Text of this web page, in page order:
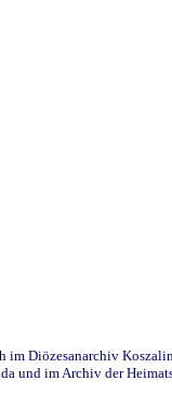
Diözesanarchiv
und im Archiv der